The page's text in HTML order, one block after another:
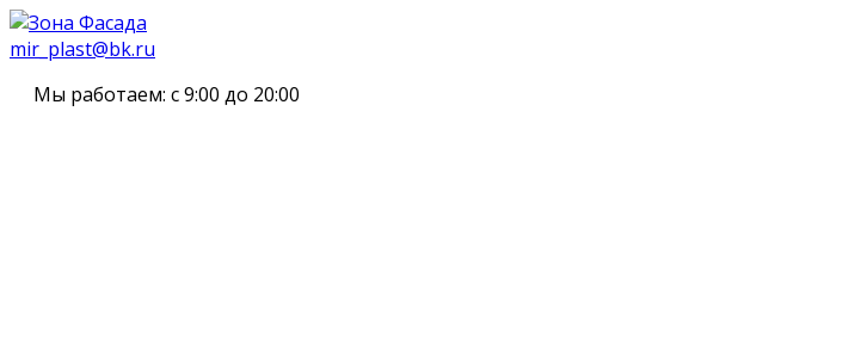
mir_plast@bk.ru
Мы работаем: с 9:00 до 20:00